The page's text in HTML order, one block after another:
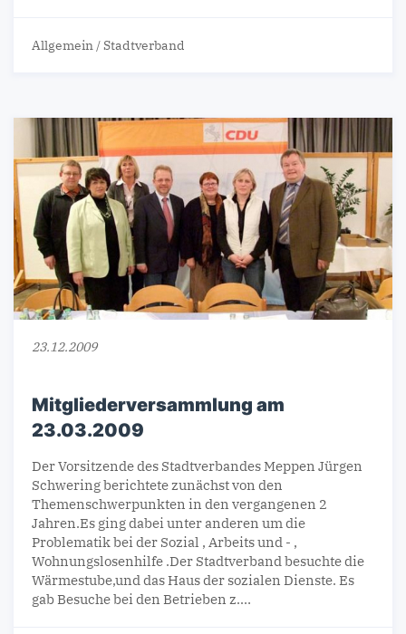
Allgemein /Stadtverband
23.12.2009
Mitgliederversammlung am
23.03.2009
Der Vorsitzende des Stadtverbandes Meppen Jürgen
Schwering berichtete zunächst von den
Themenschwerpunkten in den vergangenen 2
Jahren.Es ging dabei unter anderen um die
Problematik bei der Sozial , Arbeits und - ,
Wohnungslosenhilfe .Der Stadtverband besuchte die
Wärmestube,und das Haus der sozialen Dienste. Es
gab Besuche bei den Betrieben z.…